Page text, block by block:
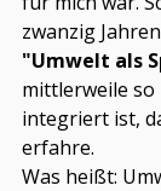
zwanzig
"Umwelt als
mittlerweile so
integriert ist,
erfahre.
Was heißt: